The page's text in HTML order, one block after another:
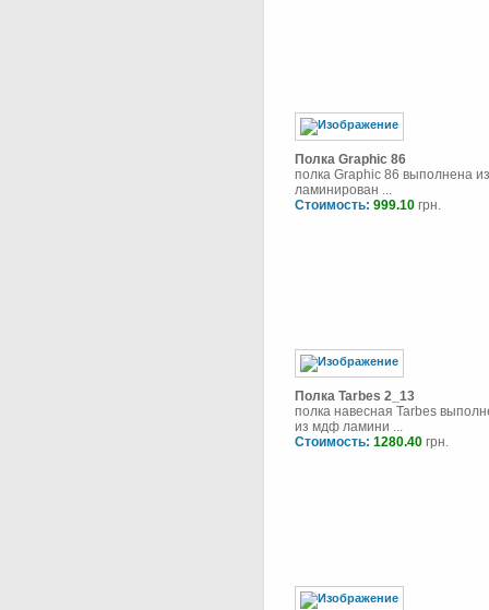
Полка Graphic 86
полка Graphic 86 выполнена
ламинирован ...
Стоимость: 999.10 грн.
Полка Tarbes 2_13
полка навесная Tarbes
из мдф ламини ...
Стоимость: 1280.40 грн.